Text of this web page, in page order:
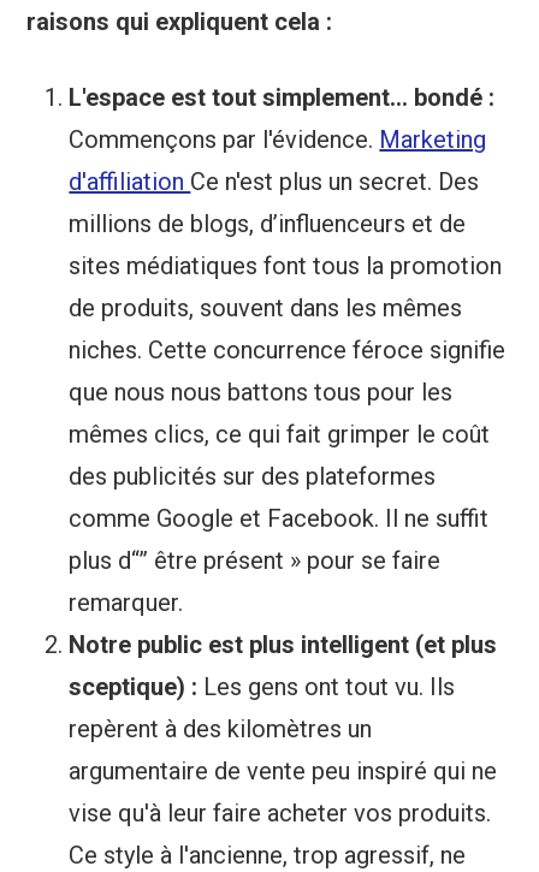
raisons qui expliquent cela :
L'espace est tout simplement... bondé :
Commençons par l'évidence. Marketing
d'affiliation Ce n'est plus un secret. Des
millions de blogs, d’influenceurs et de
sites médiatiques font tous la promotion
de produits, souvent dans les mêmes
niches. Cette concurrence féroce signifie
que nous nous battons tous pour les
mêmes clics, ce qui fait grimper le coût
des publicités sur des plateformes
comme Google et Facebook. Il ne suffit
plus d“” être présent » pour se faire
remarquer.
Notre public est plus intelligent (et plus
sceptique) : Les gens ont tout vu. Ils
repèrent à des kilomètres un
argumentaire de vente peu inspiré qui ne
vise qu'à leur faire acheter vos produits.
Ce style à l'ancienne, trop agressif, ne